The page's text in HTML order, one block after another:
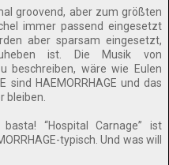
groovend, aber zum größten
immer passend eingesetzt
aber sparsam eingesetzt,
ist. Die Musik von
beschreiben, wäre wie Eulen
sind HAEMORRHAGE und das
bleiben.
“Hospital Carnage” ist
typisch. Und was will